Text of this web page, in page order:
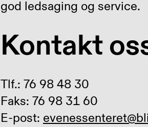
god ledsaging og service.
Kontakt
Tlf.: 76 98 48 30
Faks: 76 98 31 60
E-post: